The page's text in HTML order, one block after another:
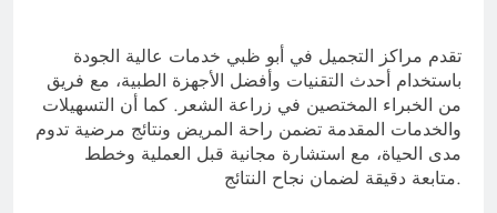
تقدم مراكز التجميل في أبو ظبي خدمات عالية الجودة
باستخدام أحدث التقنيات وأفضل الأجهزة الطبية، مع فريق
من الخبراء المختصين في زراعة الشعر. كما أن التسهيلات
والخدمات المقدمة تضمن راحة المريض ونتائج مرضية تدوم
مدى الحياة، مع استشارة مجانية قبل العملية وخطط
متابعة دقيقة لضمان نجاح النتائج.